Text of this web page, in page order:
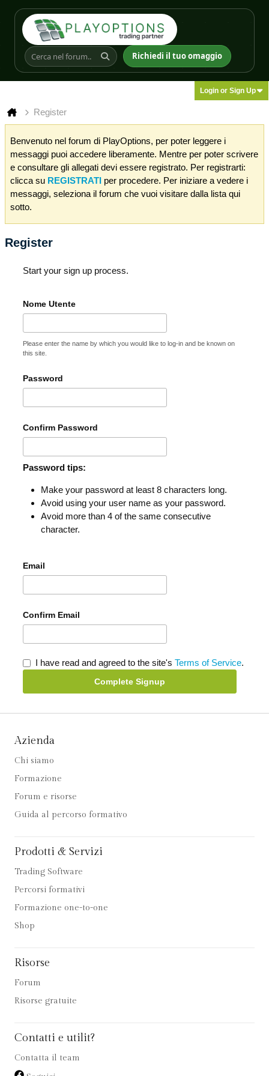
Richiedi il tuo omaggio
Login or Sign Up
Register
Benvenuto nel forum di PlayOptions, per poter leggere i
messaggi puoi accedere liberamente. Mentre per poter scrivere
e consultare gli allegati devi essere registrato. Per registrarti:
clicca su REGISTRATI per procedere. Per iniziare a vedere i
messaggi, seleziona il forum che vuoi visitare dalla lista qui
sotto.
Register
Start your sign up process.
Nome Utente
Please enter the name by which you would like to log-in and be known on
this site.
Password
Confirm Password
Password tips:
Make your password at least 8 characters long.
Avoid using your user name as your password.
Avoid more than 4 of the same consecutive
character.
Email
Confirm Email
I have read and agreed to the site's Terms of Service.
Complete Signup
Azienda
Chi siamo
Formazione
Forum e risorse
Guida al percorso formativo
Prodotti & Servizi
Trading Software
Percorsi formativi
Formazione one-to-one
Shop
Risorse
Forum
Risorse gratuite
Contatti e utilit?
Contatta il team